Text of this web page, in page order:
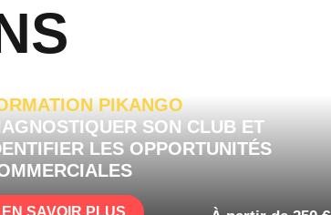
PIKANGO
SON CLUB ET
LES OPPORTUNITÉS
EN SAVOIR PLUS